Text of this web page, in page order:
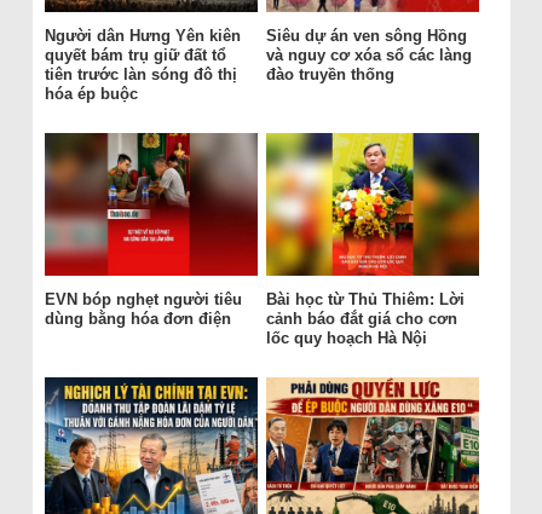
Người dân Hưng Yên kiên
quyết bám trụ giữ đất tổ
tiên trước làn sóng đô thị
hóa ép buộc
Siêu dự án ven sông Hồng
và nguy cơ xóa sổ các làng
đào truyền thống
EVN bóp nghẹt người tiêu
dùng bằng hóa đơn điện
Bài học từ Thủ Thiêm: Lời
cảnh báo đắt giá cho cơn
lốc quy hoạch Hà Nội